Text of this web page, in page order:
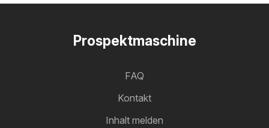
Prospektmaschine
FAQ
Kontakt
Inhalt melden